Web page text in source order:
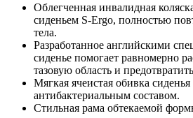
Облегченная инвалидная
сиденьем S-Ergo, полностью
тела.
Разработанное английскими
сиденье помогает равномерно
тазовую область и
Мягкая ячеистая обивка
антибактериальным составом.
Стильная рама обтекаемой